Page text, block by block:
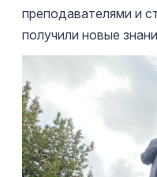
преподавателями и
получили новые